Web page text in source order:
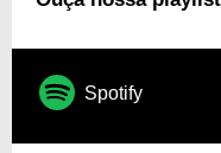
Spotify